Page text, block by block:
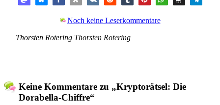
Noch keine Leserkommentare
Thorsten Rotering Thorsten Rotering
Keine Kommentare zu „Kryptorätsel: Die
Dorabella-Chiffre“